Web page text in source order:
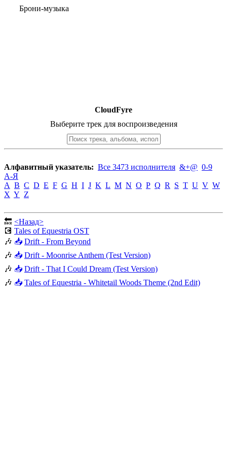
Брони-музыка
CloudFyre
Выберите трек для воспроизведения
Алфавитный указатель: Все 3473 исполнителя &+@ 0-9
А-Я
A B C D E F G H I J K L M N O P Q R S T U V W
X Y Z
🔙 <Назад>
💽 Tales of Equestria OST
🎶 📥 Drift - From Beyond
🎶 📥 Drift - Moonrise Anthem (Test Version)
🎶 📥 Drift - That I Could Dream (Test Version)
🎶 📥 Tales of Equestria - Whitetail Woods Theme (2nd Edit)